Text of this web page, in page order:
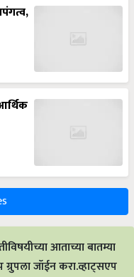
आताच्या बातम्या
जॉईन करा.व्हाट्सएप